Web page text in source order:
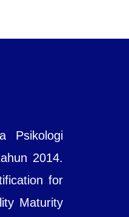
Psikologi
2014.
for
Maturity